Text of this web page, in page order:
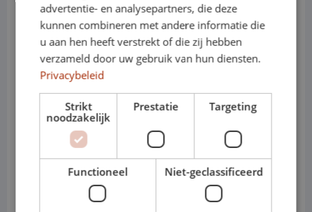
De Volkswagen Touran rijdt comfortabel
en stabiel. De ergonomische zitpositie,
moderne rijhulpsystemen en goede
geluidsisolatie dragen bij aan een
ontspannen rijervaring, ook tijdens
langere afstanden. In het interieur vind
je een overzichtelijk dashboard,
comfortabele stoelen en
advertentie- en analysepartners, die deze
kunnen combineren met andere informatie die
u aan hen heeft verstrekt of die zij hebben
verzameld door uw gebruik van hun diensten.
Privacybeleid
Strikt
noodzakelijk
Prestatie Targeting
Functioneel Niet-geclassificeerd